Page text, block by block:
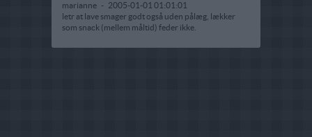
marianne - 2005-01-01 01:01:01
letr at lave smager godt også uden pålæg, lækker
som snack (mellem måltid) feder ikke.